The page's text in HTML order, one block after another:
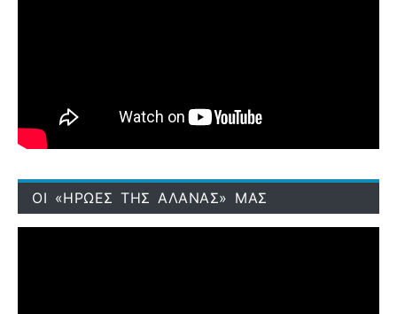
ΟΙ «ΗΡΩΕΣ ΤΗΣ ΑΛΑΝΑΣ» ΜΑΣ